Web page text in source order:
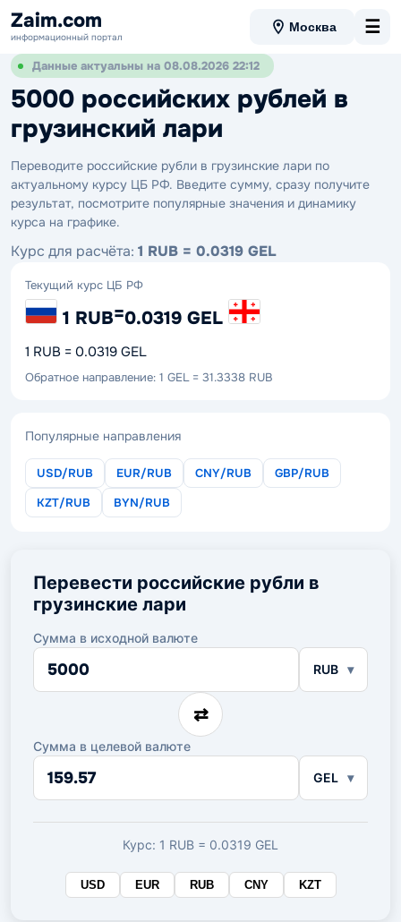
Zaim.com
информационный портал
Москва ☰
Данные актуальны на 08.08.2026 22:12
5000 российских рублей в
грузинский лари
Переводите российские рубли в грузинские лари по
актуальному курсу ЦБ РФ. Введите сумму, сразу получите
результат, посмотрите популярные значения и динамику
курса на графике.
Курс для расчёта: 1 RUB = 0.0319 GEL
Текущий курс ЦБ РФ
1 RUB=0.0319 GEL
1 RUB = 0.0319 GEL
Обратное направление: 1 GEL = 31.3338 RUB
Популярные направления
USD/RUB EUR/RUB CNY/RUB
GBP/RUB
KZT/RUB
BYN/RUB
Перевести российские рубли в
грузинские лари
Сумма в исходной валюте
Сумма
исходной
RUB
⇄
Сумма в целевой валюте
Сумма
целевой
валюте
GEL
Курс: 1 RUB = 0.0319 GEL
USD EUR RUB CNY KZT